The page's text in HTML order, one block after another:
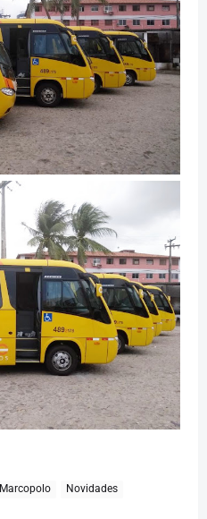
Marcopolo
Novidades